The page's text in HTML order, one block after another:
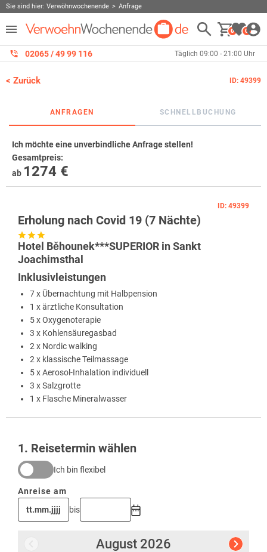
Sie sind hier: Verwöhnwochenende Anfrage
0 0
02065 / 49 ‌99 116 Täglich 09:00 - 21:00 Uhr
< Zurück ID: 49399
ANFRAGEN SCHNELLBUCHUNG
Ich möchte eine unverbindliche Anfrage stellen!
Gesamtpreis:
ab 1274 €
ID: 49399
Erholung nach Covid 19 (7 Nächte)
Hotel Běhounek***SUPERIOR in Sankt
Joachimsthal
Inklusivleistungen
7 x Übernachtung mit Halbpension
1 x ärztliche Konsultation
5 x Oxygenoterapie
3 x Kohlensäuregasbad
2 x Nordic walking
2 x klassische Teilmassage
5 x Aerosol-Inhalation individuell
3 x Salzgrotte
1 x Flasche Mineralwasser
1. Reisetermin wählen
Ich bin flexibel
Anreise am
bis
August 2026